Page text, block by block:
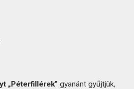
„Péterfillérek” gyanánt gyűjtjük,